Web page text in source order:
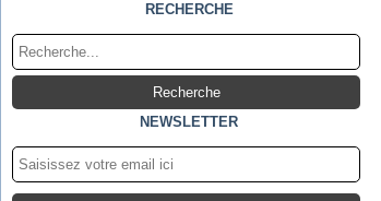
RECHERCHE
NEWSLETTER